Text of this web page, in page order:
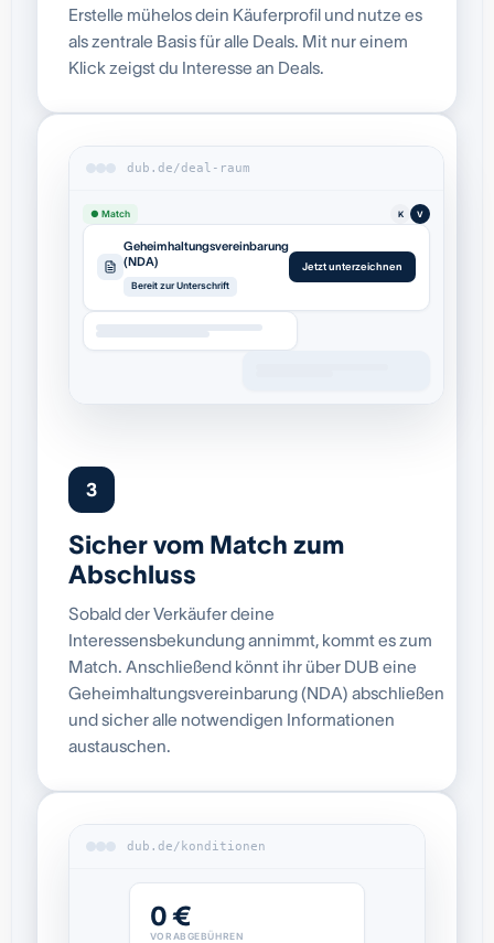
Erstelle mühelos dein Käuferprofil und nutze es
als zentrale Basis für alle Deals. Mit nur einem
Klick zeigst du Interesse an Deals.
dub.de/deal-raum
● Match K V
Geheimhaltungsvereinbarung
(NDA)
Bereit zur Unterschrift
Jetzt unterzeichnen
3
Sicher vom Match zum
Abschluss
Sobald der Verkäufer deine
Interessensbekundung annimmt, kommt es zum
Match. Anschließend könnt ihr über DUB eine
Geheimhaltungsvereinbarung (NDA) abschließen
und sicher alle notwendigen Informationen
austauschen.
dub.de/konditionen
0 €
VORABGEBÜHREN